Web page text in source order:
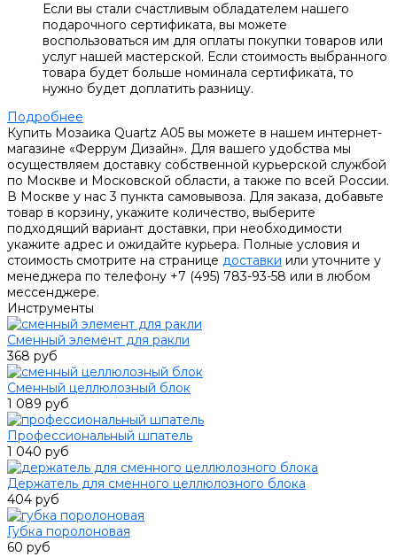
Если вы стали счастливым обладателем нашего
подарочного сертификата, вы можете
воспользоваться им для оплаты покупки товаров или
услуг нашей мастерской. Если стоимость выбранного
товара будет больше номинала сертификата, то
нужно будет доплатить разницу.
Подробнее
Купить Мозаика Quartz A05 вы можете в нашем интернет-
магазине «Феррум Дизайн». Для вашего удобства мы
осуществляем доставку собственной курьерской службой
по Москве и Московской области, а также по всей России.
В Москве у нас 3 пункта самовывоза. Для заказа, добавьте
товар в корзину, укажите количество, выберите
подходящий вариант доставки, при необходимости
укажите адрес и ожидайте курьера. Полные условия и
стоимость смотрите на странице доставки или уточните у
менеджера по телефону +7 (495) 783-93-58 или в любом
мессенджере.
Инструменты
Сменный элемент для ракли
368 руб
Сменный целлюлозный блок
1 089 руб
Профессиональный шпатель
1 040 руб
Держатель для сменного целлюлозного блока
404 руб
Губка поролоновая
60 руб